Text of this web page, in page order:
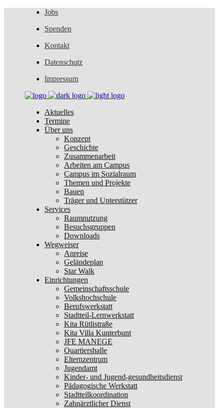
Jobs
Spenden
Kontakt
Datenschutz
Impressum
Aktuelles
Termine
Über uns
Konzept
Geschichte
Zusammenarbeit
Arbeiten am Campus
Campus im Sozialraum
Themen und Projekte
Bauen
Träger und Unterstützer
Services
Raumnutzung
Besuchsgruppen
Downloads
Wegweiser
Anreise
Geländeplan
Star Walk
Einrichtungen
Gemeinschaftsschule
Volkshochschule
Berufswerkstatt
Stadtteil-Lernwerkstatt
Kita Rütlistraße
Kita Villa Kunterbunt
JFE MANEGE
Quartiershalle
Elternzentrum
Jugendamt
Kinder- und Jugend-gesundheitsdienst
Pädagogische Werkstatt
Stadtteilkoordination
Zahnärztlicher Dienst